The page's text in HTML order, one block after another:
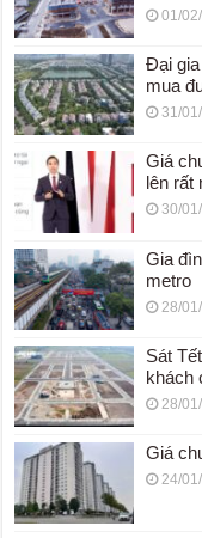
01/
Đại
mua
31/
Giá
lên rất
30/
Gia
metro
28/
Sát
khách
28/
Giá
24/